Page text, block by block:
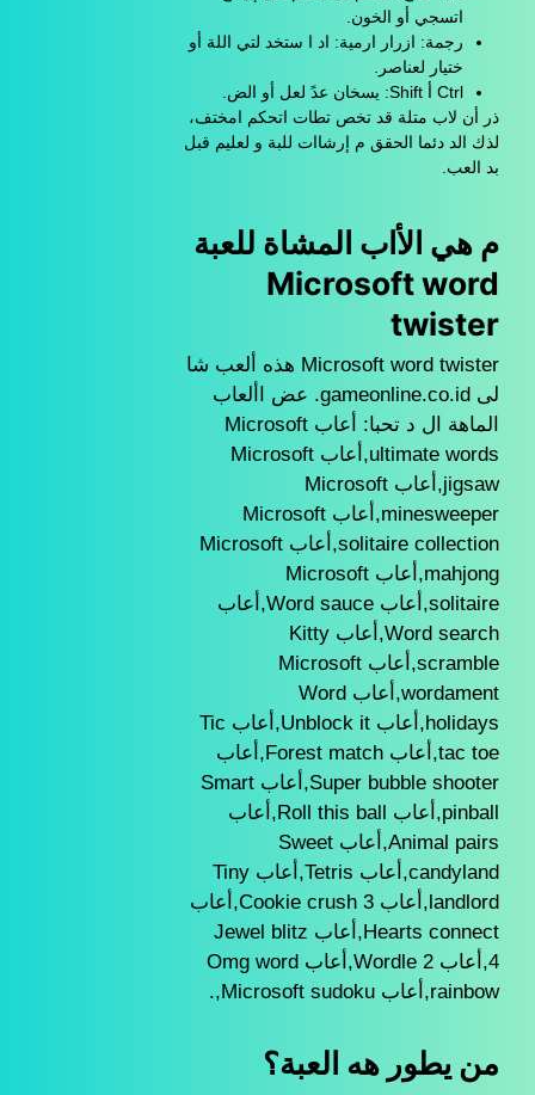
اتسجي أو الخون.
رجمة: ازرار ارمية: اد ا ستخد لتي اللة أو
ختيار لعناصر.
Ctrl أ Shift: يسخان عدً لعل أو الض.
ذر أن لاب متلة قد تخص تطات اتحكم امختف،
لذك الد دئما الحقق م إرشاات للبة و لعليم قبل
بد العب.
م هي الأاب المشاة للعبة
Microsoft word
twister
Microsoft word twister هذه ألعب شا
لى gameonline.co.id. عض األعاب
الماهة ال د تحبا: أعاب Microsoft
ultimate words,أعاب Microsoft
jigsaw,أعاب Microsoft
minesweeper,أعاب Microsoft
solitaire collection,أعاب Microsoft
mahjong,أعاب Microsoft
solitaire,أعاب Word sauce,أعاب
Word search,أعاب Kitty
scramble,أعاب Microsoft
wordament,أعاب Word
holidays,أعاب Unblock it,أعاب Tic
tac toe,أعاب Forest match,أعاب
Super bubble shooter,أعاب Smart
pinball,أعاب Roll this ball,أعاب
Animal pairs,أعاب Sweet
candyland,أعاب Tetris,أعاب Tiny
landlord,أعاب Cookie crush 3,أعاب
Hearts connect,أعاب Jewel blitz
4,أعاب Wordle 2,أعاب Omg word
rainbow,أعاب Microsoft sudoku,.
من يطور هه العبة؟